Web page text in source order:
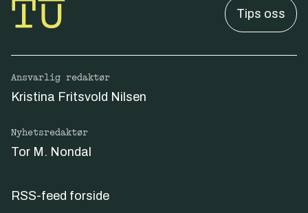
Tips oss
Ansvarlig redaktør
Kristina Fritsvold Nilsen
Nyhetsredaktør
Tor M. Nondal
RSS-feed forside